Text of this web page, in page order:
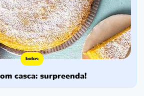
bolos
casca: surpreenda!